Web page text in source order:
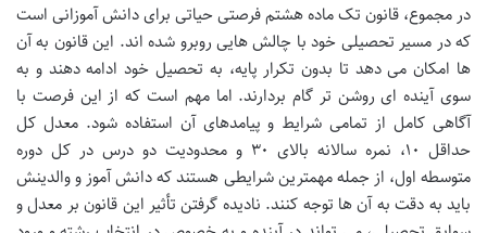
در مجموع، قانون تک ماده هشتم فرصتی حیاتی برای دانش آموزانی است
که در مسیر تحصیلی خود با چالش هایی روبرو شده اند. این قانون به آن
ها امکان می دهد تا بدون تکرار پایه، به تحصیل خود ادامه دهند و به
سوی آینده ای روشن تر گام بردارند. اما مهم است که از این فرصت با
آگاهی کامل از تمامی شرایط و پیامدهای آن استفاده شود. معدل کل
حداقل ۱۰، نمره سالانه بالای ۳۰ و محدودیت دو درس در کل دوره
متوسطه اول، از جمله مهمترین شرایطی هستند که دانش آموز و والدینش
باید به دقت به آن ها توجه کنند. نادیده گرفتن تأثیر این قانون بر معدل و